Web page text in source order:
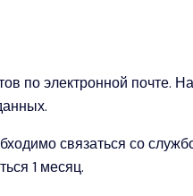
по электронной почте.
связаться со
1 месяц.